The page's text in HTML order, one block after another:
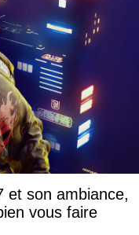
et son ambiance,
vous faire